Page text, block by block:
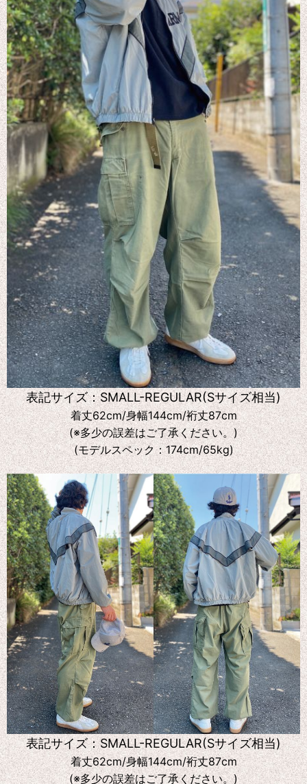
表記サイズ：SMALL-REGULAR(Sサイズ相当)
着丈62cm/身幅144cm/裄丈87cm
(※多少の誤差はご了承ください。)
(モデルスペック：174cm/65kg)
表記サイズ：SMALL-REGULAR(Sサイズ相当)
着丈62cm/身幅144cm/裄丈87cm
(※多少の誤差はご了承ください。)